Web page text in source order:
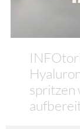
spritzen